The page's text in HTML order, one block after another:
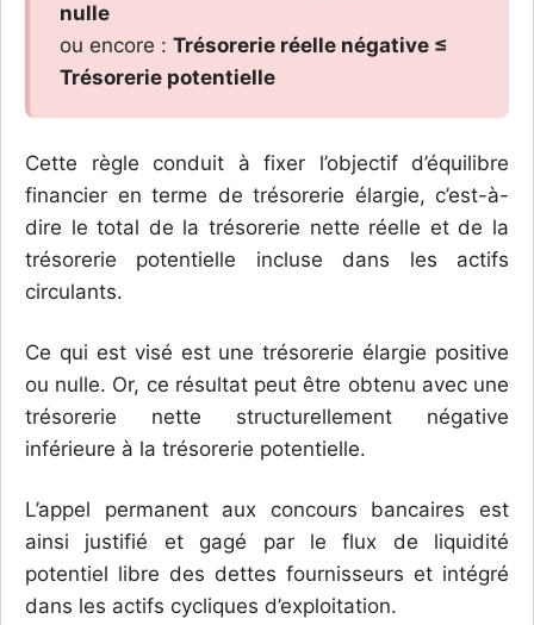
nulle
ou encore : Trésorerie réelle négative ≤
Trésorerie potentielle
Cette règle conduit à fixer l’objectif d’équilibre
financier en terme de trésorerie élargie, c’est-à-
dire le total de la trésorerie nette réelle et de la
trésorerie potentielle incluse dans les actifs
circulants.
Ce qui est visé est une trésorerie élargie positive
ou nulle. Or, ce résultat peut être obtenu avec une
trésorerie nette structurellement négative
inférieure à la trésorerie potentielle.
L’appel permanent aux concours bancaires est
ainsi justifié et gagé par le flux de liquidité
potentiel libre des dettes fournisseurs et intégré
dans les actifs cycliques d’exploitation.